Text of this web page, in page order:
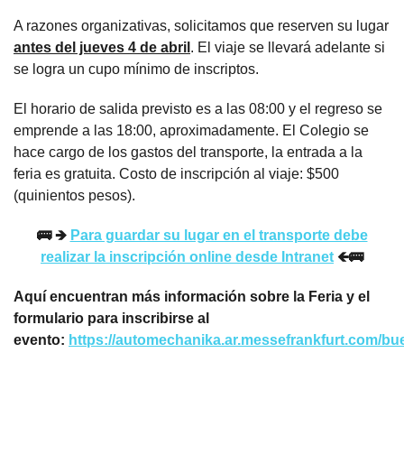
A razones organizativas, solicitamos que reserven su lugar
antes del jueves 4 de abril . El viaje se llevará adelante si
se logra un cupo mínimo de inscriptos.
El horario de salida previsto es a las 08:00 y el regreso se
emprende a las 18:00, aproximadamente. El Colegio se
hace cargo de los gastos del transporte, la entrada a la
feria es gratuita. Costo de inscripción al viaje: $500
(quinientos pesos).
🚌 🡺 Para guardar su lugar en el transporte debe
realizar la inscripción online desde Intranet 🡸🚌
Aquí encuentran más información sobre la Feria y el
formulario para inscribirse al
evento: https://automechanika.ar.messefrankfurt.com/